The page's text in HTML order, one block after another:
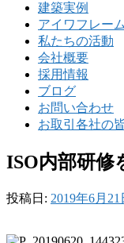
建築実例
アイワフレーム
私たちの活動
会社概要
採用情報
ブログ
お問い合わせ
お取引各社の
ISO内部研修
投稿日: 2019年6月21